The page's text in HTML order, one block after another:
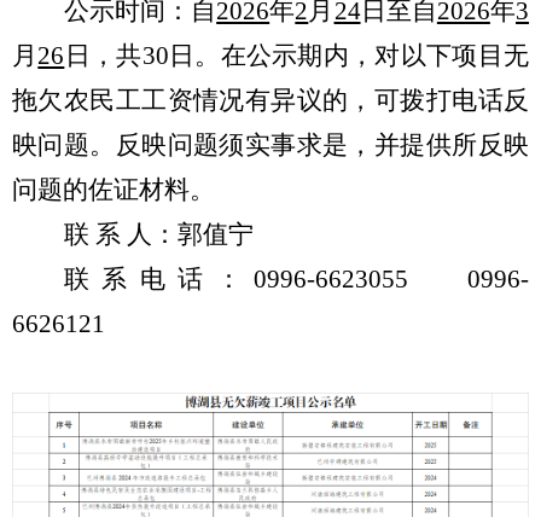
公示时间：自2026年2月 24日至自2026年3
月 26 日，共30 日。在公示期内，对以下项目无
拖欠农民工工资情况有异议的，可拨打电话反
映问题。反映问题须实事求是，并提供所反映
问题的佐证材料。
联 系 人：郭值宁
联系电话：0996-6623055 0996-
6626121